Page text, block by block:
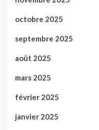
octobre 2025
septembre 2025
août 2025
mars 2025
février 2025
janvier 2025